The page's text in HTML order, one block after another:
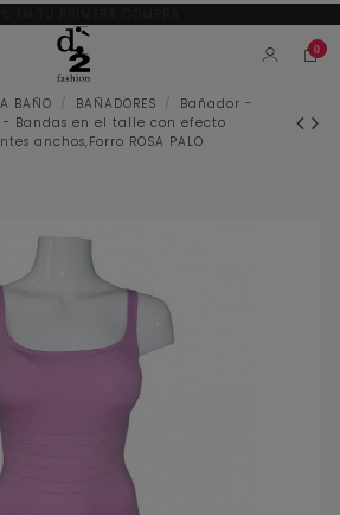
0
BAÑO BAÑADORES
Bañador -
- Bandas en el talle con efecto
anchos,Forro ROSA PALO